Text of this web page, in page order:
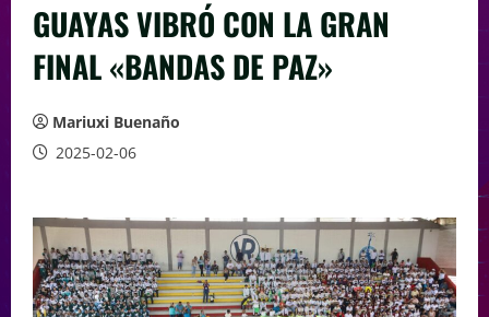
GUAYAS VIBRÓ CON LA GRAN
FINAL «BANDAS DE PAZ»
Mariuxi Buenaño
2025-02-06